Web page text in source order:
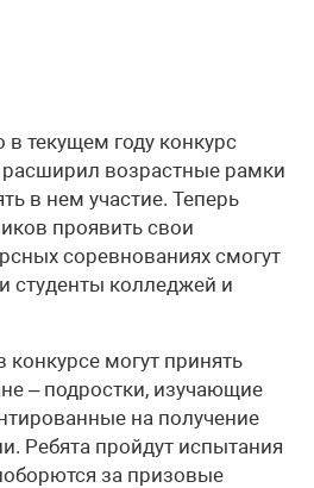
в текущем году конкурс
возрастные рамки
в нем участие. Теперь
проявить свои
соревнованиях смогут
студенты колледжей и
конкурсе могут принять
– подростки, изучающие
на получение
Ребята пройдут испытания
за призовые